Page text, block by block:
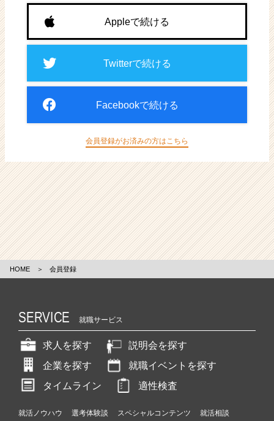
活
サ
ト
ア
キ
リ
ア
Appleで続ける
Twitterで続ける
Facebookで続ける
会員登録がお済みの方はこちら
HOME ＞ 会員登録
SERVICE 就職サービス
求人を探す
説明会を探す
企業を探す
就職イベントを探す
タイムライン
適性検査
就活ノウハウ 選考体験談 スペシャルコンテンツ
就活相談